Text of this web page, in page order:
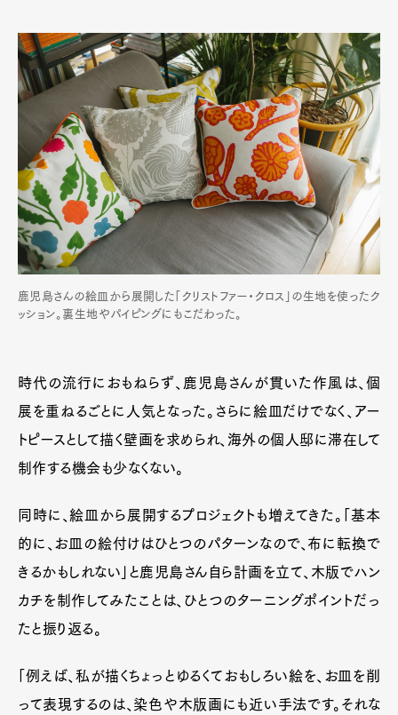
鹿児島さんの絵皿から展開した「クリストファー・クロス」の生地を使ったク
ッション。裏生地やパイピングにもこだわった。
時代の流行におもねらず、鹿児島さんが貫いた作風は、個
展を重ねるごとに人気となった。さらに絵皿だけでなく、アー
トピースとして描く壁画を求められ、海外の個人邸に滞在して
制作する機会も少なくない。
同時に、絵皿から展開するプロジェクトも増えてきた。「基本
的に、お皿の絵付けはひとつのパターンなので、布に転換で
きるかもしれない」と鹿児島さん自ら計画を立て、木版でハン
カチを制作してみたことは、ひとつのターニングポイントだっ
たと振り返る。
「例えば、私が描くちょっとゆるくておもしろい絵を、お皿を削
って表現するのは、染色や木版画にも近い手法です。それな